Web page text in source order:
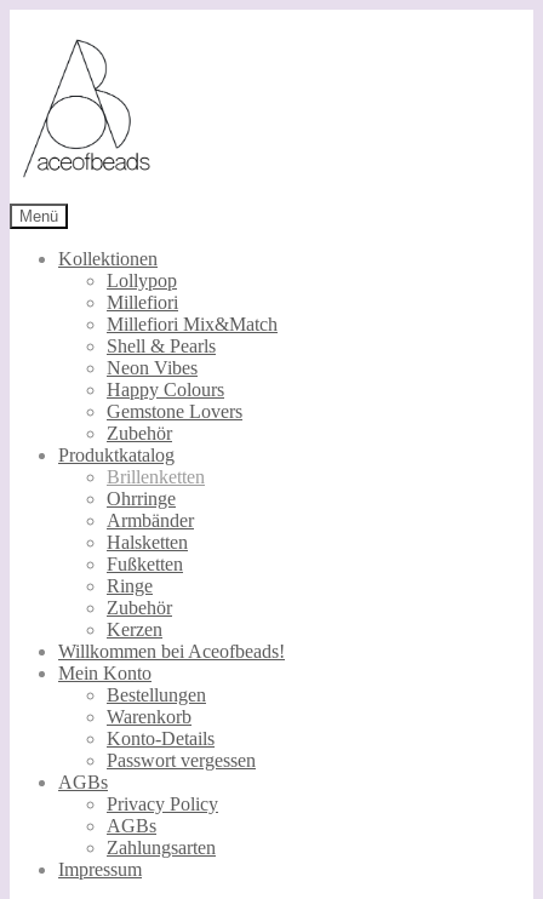
Navigation
springen
springen
Menü
Kollektionen
Lollypop
Millefiori
Millefiori Mix&Match
Shell & Pearls
Neon Vibes
Happy Colours
Gemstone Lovers
Zubehör
Produktkatalog
Brillenketten
Ohrringe
Armbänder
Halsketten
Fußketten
Ringe
Zubehör
Kerzen
Willkommen bei Aceofbeads!
Mein Konto
Bestellungen
Warenkorb
Konto-Details
Passwort vergessen
AGBs
Privacy Policy
AGBs
Zahlungsarten
Impressum